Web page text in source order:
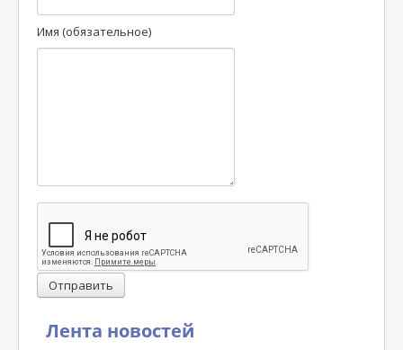
Лента новостей
Имя (обязательное)
Отправить